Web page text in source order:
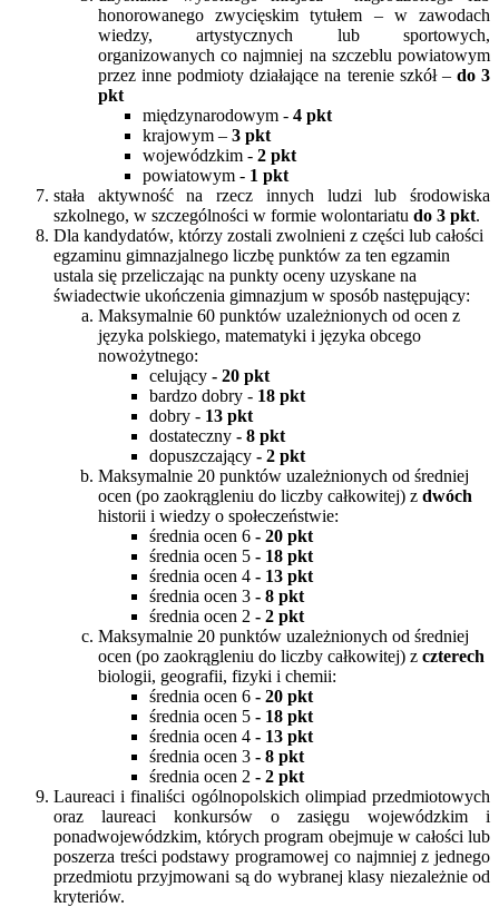
honorowanego zwycięskim tytułem – w zawodach
wiedzy, artystycznych lub sportowych,
organizowanych co najmniej na szczeblu powiatowym
przez inne podmioty działające na terenie szkół – do 3
pkt
międzynarodowym - 4 pkt
krajowym – 3 pkt
wojewódzkim - 2 pkt
powiatowym - 1 pkt
stała aktywność na rzecz innych ludzi lub środowiska
szkolnego, w szczególności w formie wolontariatu do 3 pkt.
Dla kandydatów, którzy zostali zwolnieni z części lub całości
egzaminu gimnazjalnego liczbę punktów za ten egzamin
ustala się przeliczając na punkty oceny uzyskane na
świadectwie ukończenia gimnazjum w sposób następujący:
Maksymalnie 60 punktów uzależnionych od ocen z
języka polskiego, matematyki i języka obcego
nowożytnego:
celujący - 20 pkt
bardzo dobry - 18 pkt
dobry - 13 pkt
dostateczny - 8 pkt
dopuszczający - 2 pkt
Maksymalnie 20 punktów uzależnionych od średniej
ocen (po zaokrągleniu do liczby całkowitej) z dwóch
historii i wiedzy o społeczeństwie:
średnia ocen 6 - 20 pkt
średnia ocen 5 - 18 pkt
średnia ocen 4 - 13 pkt
średnia ocen 3 - 8 pkt
średnia ocen 2 - 2 pkt
Maksymalnie 20 punktów uzależnionych od średniej
ocen (po zaokrągleniu do liczby całkowitej) z czterech
biologii, geografii, fizyki i chemii:
średnia ocen 6 - 20 pkt
średnia ocen 5 - 18 pkt
średnia ocen 4 - 13 pkt
średnia ocen 3 - 8 pkt
średnia ocen 2 - 2 pkt
Laureaci i finaliści ogólnopolskich olimpiad przedmiotowych
oraz laureaci konkursów o zasięgu wojewódzkim i
ponadwojewódzkim, których program obejmuje w całości lub
poszerza treści podstawy programowej co najmniej z jednego
przedmiotu przyjmowani są do wybranej klasy niezależnie od
kryteriów.